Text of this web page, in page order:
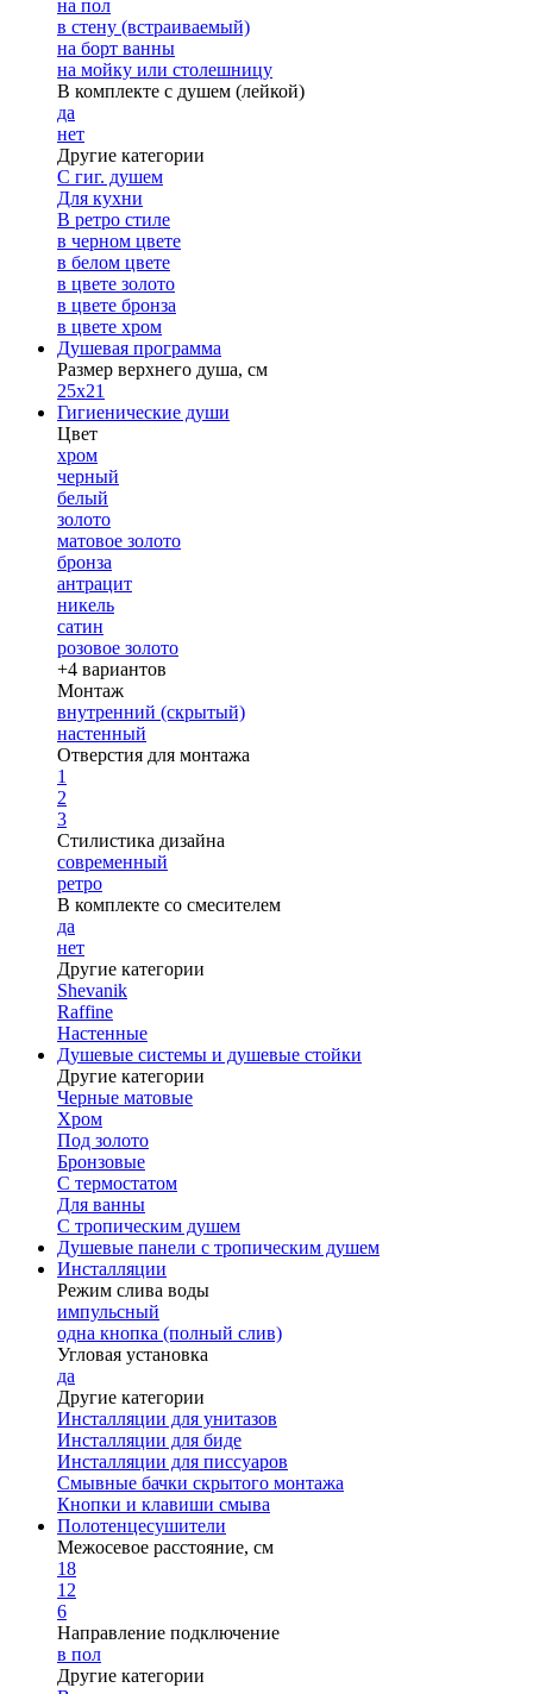
на пол
в стену (встраиваемый)
на борт ванны
на мойку или столешницу
В комплекте с душем (лейкой)
да
нет
Другие категории
С гиг. душем
Для кухни
В ретро стиле
в черном цвете
в белом цвете
в цвете золото
в цвете бронза
в цвете хром
Душевая программа
Размер верхнего душа, см
25х21
Гигиенические души
Цвет
хром
черный
белый
золото
матовое золото
бронза
антрацит
никель
сатин
розовое золото
+4 вариантов
Монтаж
внутренний (скрытый)
настенный
Отверстия для монтажа
1
2
3
Стилистика дизайна
современный
ретро
В комплекте со смесителем
да
нет
Другие категории
Shevanik
Raffine
Настенные
Душевые системы и душевые стойки
Другие категории
Черные матовые
Хром
Под золото
Бронзовые
С термостатом
Для ванны
С тропическим душем
Душевые панели с тропическим душем
Инсталляции
Режим слива воды
импульсный
одна кнопка (полный слив)
Угловая установка
да
Другие категории
Инсталляции для унитазов
Инсталляции для биде
Инсталляции для писсуаров
Смывные бачки скрытого монтажа
Кнопки и клавиши смыва
Полотенцесушители
Межосевое расстояние, см
18
12
6
Направление подключение
в пол
Другие категории